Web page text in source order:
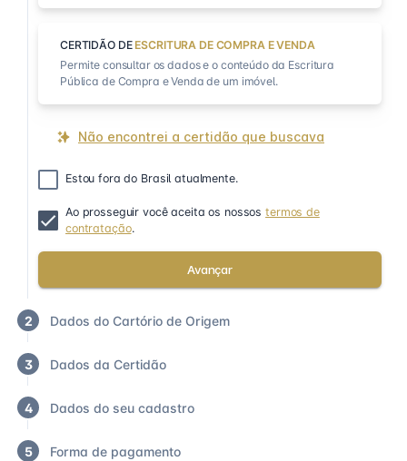
CERTIDÃO DE ESCRITURA DE COMPRA E VENDA
Permite consultar os dados e o conteúdo da Escritura
Pública de Compra e Venda de um imóvel.
Não encontrei a certidão que buscava
Estou fora do Brasil atualmente.
Ao prosseguir você aceita os nossostermos de
contratação.
Avançar
2 Dados do Cartório de Origem
3 Dados da Certidão
4 Dados do seu cadastro
5 Forma de pagamento